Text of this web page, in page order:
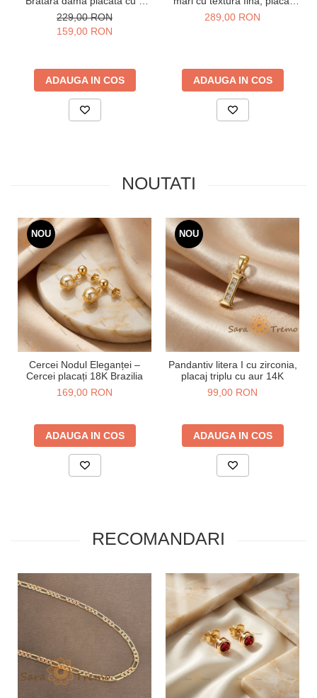
straturi de aur 18K Brazilia,
cu stanta, 19 cm + prelungire
6 cm
229,00 RON
159,00 RON
ADAUGA IN COS
triplu cu aur 14K, 6 cm
289,00 RON
ADAUGA IN COS
NOUTATI
NOU
Cercei Nodul Eleganței –
Cercei placați 18K Brazilia
169,00 RON
ADAUGA IN COS
NOU
Pandantiv litera I cu zirconia,
placaj triplu cu aur 14K
99,00 RON
ADAUGA IN COS
RECOMANDARI